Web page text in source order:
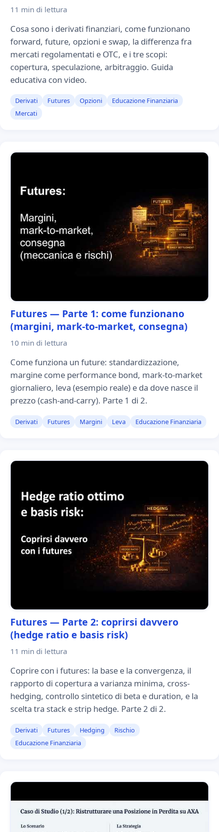
11 min di lettura
Cosa sono i derivati finanziari, come funzionano
forward, future, opzioni e swap, la differenza fra
mercati regolamentati e OTC, e i tre scopi:
copertura, speculazione, arbitraggio. Guida
educativa con video.
Derivati Futures Opzioni
Educazione Finanziaria
Mercati
Futures — Parte 1: come funzionano
(margini, mark-to-market, consegna)
10 min di lettura
Come funziona un future: standardizzazione,
margine come performance bond, mark-to-market
giornaliero, leva (esempio reale) e da dove nasce il
prezzo (cash-and-carry). Parte 1 di 2.
Derivati Futures Margini Leva Educazione Finanziaria
Futures — Parte 2: coprirsi davvero
(hedge ratio e basis risk)
11 min di lettura
Coprire con i futures: la base e la convergenza, il
rapporto di copertura a varianza minima, cross-
hedging, controllo sintetico di beta e duration, e la
scelta tra stack e strip hedge. Parte 2 di 2.
Derivati Futures Hedging
Rischio
Educazione Finanziaria